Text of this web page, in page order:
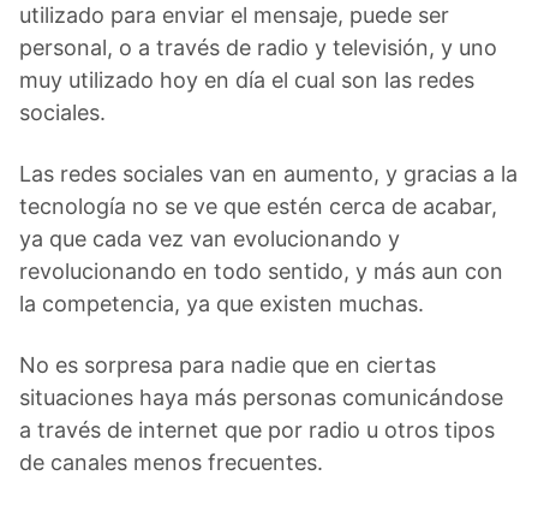
utilizado para enviar el mensaje, puede ser
personal, o a través de radio y televisión, y uno
muy utilizado hoy en día el cual son las redes
sociales.
Las redes sociales van en aumento, y gracias a la
tecnología no se ve que estén cerca de acabar,
ya que cada vez van evolucionando y
revolucionando en todo sentido, y más aun con
la competencia, ya que existen muchas.
No es sorpresa para nadie que en ciertas
situaciones haya más personas comunicándose
a través de internet que por radio u otros tipos
de canales menos frecuentes.